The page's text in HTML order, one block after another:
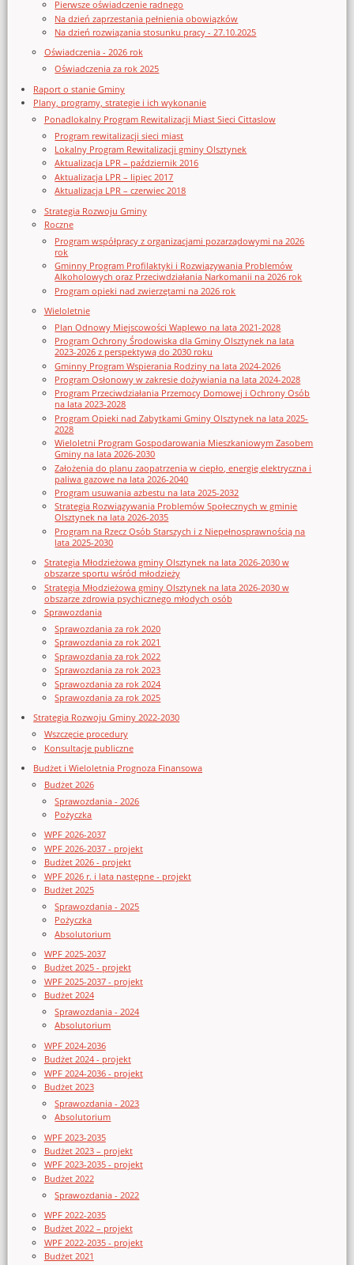
Pierwsze oświadczenie radnego
Na dzień zaprzestania pełnienia obowiązków
Na dzień rozwiązania stosunku pracy - 27.10.2025
Oświadczenia - 2026 rok
Oświadczenia za rok 2025
Raport o stanie Gminy
Plany, programy, strategie i ich wykonanie
Ponadlokalny Program Rewitalizacji Miast Sieci Cittaslow
Program rewitalizacji sieci miast
Lokalny Program Rewitalizacji gminy Olsztynek
Aktualizacja LPR – październik 2016
Aktualizacja LPR – lipiec 2017
Aktualizacja LPR – czerwiec 2018
Strategia Rozwoju Gminy
Roczne
Program współpracy z organizacjami pozarządowymi na 2026
rok
Gminny Program Profilaktyki i Rozwiązywania Problemów
Alkoholowych oraz Przeciwdziałania Narkomanii na 2026 rok
Program opieki nad zwierzętami na 2026 rok
Wieloletnie
Plan Odnowy Miejscowości Waplewo na lata 2021-2028
Program Ochrony Środowiska dla Gminy Olsztynek na lata
2023-2026 z perspektywą do 2030 roku
Gminny Program Wspierania Rodziny na lata 2024-2026
Program Osłonowy w zakresie dożywiania na lata 2024-2028
Program Przeciwdziałania Przemocy Domowej i Ochrony Osób
na lata 2023-2028
Program Opieki nad Zabytkami Gminy Olsztynek na lata 2025-
2028
Wieloletni Program Gospodarowania Mieszkaniowym Zasobem
Gminy na lata 2026-2030
Założenia do planu zaopatrzenia w ciepło, energię elektryczna i
paliwa gazowe na lata 2026-2040
Program usuwania azbestu na lata 2025-2032
Strategia Rozwiązywania Problemów Społecznych w gminie
Olsztynek na lata 2026-2035
Program na Rzecz Osób Starszych i z Niepełnosprawnością na
lata 2025-2030
Strategia Młodzieżowa gminy Olsztynek na lata 2026-2030 w
obszarze sportu wśród młodzieży
Strategia Młodzieżowa gminy Olsztynek na lata 2026-2030 w
obszarze zdrowia psychicznego młodych osób
Sprawozdania
Sprawozdania za rok 2020
Sprawozdania za rok 2021
Sprawozdania za rok 2022
Sprawozdania za rok 2023
Sprawozdania za rok 2024
Sprawozdania za rok 2025
Strategia Rozwoju Gminy 2022-2030
Wszczęcie procedury
Konsultacje publiczne
Budżet i Wieloletnia Prognoza Finansowa
Budżet 2026
Sprawozdania - 2026
Pożyczka
WPF 2026-2037
WPF 2026-2037 - projekt
Budżet 2026 - projekt
WPF 2026 r. i lata następne - projekt
Budżet 2025
Sprawozdania - 2025
Pożyczka
Absolutorium
WPF 2025-2037
Budżet 2025 - projekt
WPF 2025-2037 - projekt
Budżet 2024
Sprawozdania - 2024
Absolutorium
WPF 2024-2036
Budżet 2024 - projekt
WPF 2024-2036 - projekt
Budżet 2023
Sprawozdania - 2023
Absolutorium
WPF 2023-2035
Budżet 2023 – projekt
WPF 2023-2035 - projekt
Budżet 2022
Sprawozdania - 2022
WPF 2022-2035
Budżet 2022 – projekt
WPF 2022-2035 - projekt
Budżet 2021